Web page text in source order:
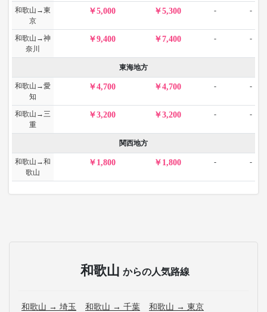
和歌山→東
京
5,000 5,300 - -
和歌山→神
奈川
9,400 7,400 - -
東海地方
和歌山→愛
知
4,700 4,700 - -
和歌山→三
重
3,200 3,200 - -
関西地方
和歌山→和
歌山
1,800 1,800 - -
和歌山 からの人気路線
和歌山 → 埼玉 和歌山 → 千葉
和歌山 → 東京